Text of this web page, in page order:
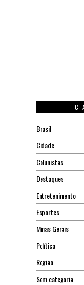
Brasil
Cidade
Colunistas
Destaques
Entretenimento
Esportes
Minas Gerais
Política
Região
Sem categoria